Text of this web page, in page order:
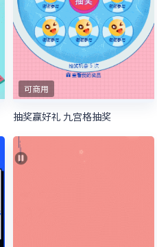
可商用
抽奖赢好礼 九宫格抽奖